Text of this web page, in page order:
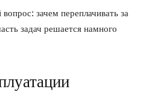
зачем переплачивать за
задач решается намного